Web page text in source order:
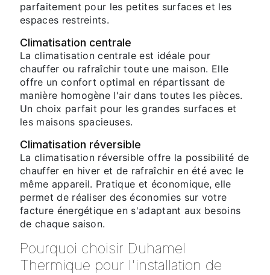
parfaitement pour les petites surfaces et les
espaces restreints.
Climatisation centrale
La climatisation centrale est idéale pour
chauffer ou rafraîchir toute une maison. Elle
offre un confort optimal en répartissant de
manière homogène l'air dans toutes les pièces.
Un choix parfait pour les grandes surfaces et
les maisons spacieuses.
Climatisation réversible
La climatisation réversible offre la possibilité de
chauffer en hiver et de rafraîchir en été avec le
même appareil. Pratique et économique, elle
permet de réaliser des économies sur votre
facture énergétique en s'adaptant aux besoins
de chaque saison.
Pourquoi choisir Duhamel
Thermique pour l'installation de